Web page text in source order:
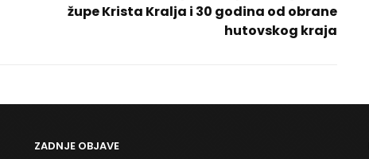
župe Krista Kralja i 30 godina od obrane
hutovskog kraja
ZADNJE OBJAVE